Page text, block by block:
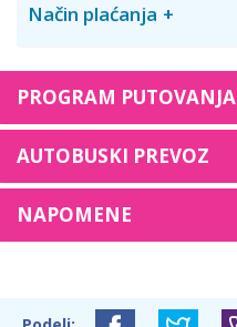
Način plaćanja
PROGRAM PUTOVANJA
AUTOBUSKI PREVOZ
NAPOMENE